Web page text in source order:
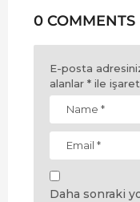
0 COMMENTS
E-posta
alanlar * ile
Daha sonraki